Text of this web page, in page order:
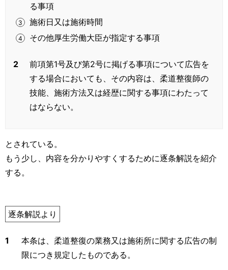
る事項
施術日又は施術時間
その他厚生労働大臣が指定する事項
2
前項第1号及び第2号に掲げる事項について広告を
する場合においても、その内容は、柔道整復師の
技能、施術方法又は経歴に関する事項にわたって
はならない。
とされている。
もう少し、内容を分かりやすくするために逐条解説を紹介
する。
逐条解説より
1
本条は、柔道整復の業務又は施術所に関する広告の制
限につき規定したものである。